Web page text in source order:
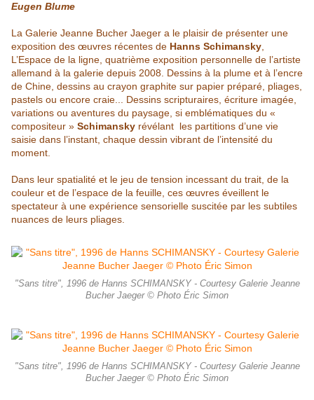
Eugen Blume
La Galerie Jeanne Bucher Jaeger a le plaisir de présenter une
exposition des œuvres récentes de Hanns Schimansky
L’Espace de la ligne, quatrième exposition personnelle de l’artiste
allemand à la galerie depuis 2008. Dessins à la plume et à l’encre
de Chine, dessins au crayon graphite sur papier préparé, pliages,
pastels ou encore craie... Dessins scripturaires, écriture imagée,
variations ou aventures du paysage, si emblématiques du «
compositeur » Schimansky révélant les partitions d’une vie
saisie dans l’instant, chaque dessin vibrant de l’intensité du
moment.
Dans leur spatialité et le jeu de tension incessant du trait, de la
couleur et de l’espace de la feuille, ces œuvres éveillent le
spectateur à une expérience sensorielle suscitée par les subtiles
nuances de leurs pliages.
"Sans titre", 1996 de Hanns SCHIMANSKY - Courtesy Galerie Jeanne
Bucher Jaeger © Photo Éric Simon
"Sans titre", 1996 de Hanns SCHIMANSKY - Courtesy Galerie Jeanne
Bucher Jaeger © Photo Éric Simon